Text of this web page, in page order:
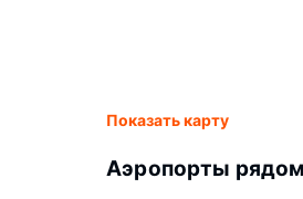
Показать карту
Аэропорты